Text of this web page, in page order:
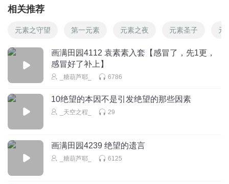
相关推荐
元素之守望 第一元素 元素之夜 元素圣子 元
画满田园4112 袁素素入套【感冒了，先1更，
感冒好了补上】
_糖葫芦耶_ 6786
10绝望的本因不是引发绝望的那些因素
_天空之程_ 29
画满田园4239 绝望的遗言
_糖葫芦耶_ 6125